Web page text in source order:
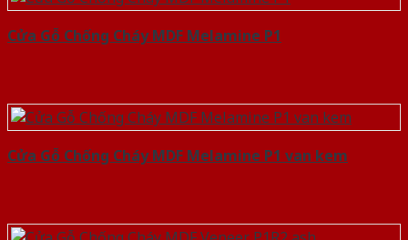
Cửa Gỗ Chống Cháy MDF Melamine P1
Cửa Gỗ Chống Cháy MDF Melamine P1 van kem